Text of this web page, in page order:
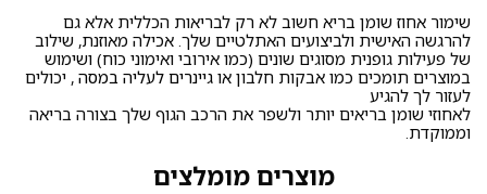
שימור אחוז שומן בריא חשוב לא רק לבריאות הכללית אלא גם
להרגשה האישית ולביצועים האתלטיים שלך. אכילה מאוזנת, שילוב
של פעילות גופנית מסוגים שונים (כמו אירובי ואימוני כוח) ושימוש
במוצרים תומכים כמו אבקות חלבון או גיינרים לעליה במסה , יכולים
לעזור לך להגיע
לאחוזי שומן בריאים יותר ולשפר את הרכב הגוף שלך בצורה בריאה
וממוקדת.
מוצרים מומלצים